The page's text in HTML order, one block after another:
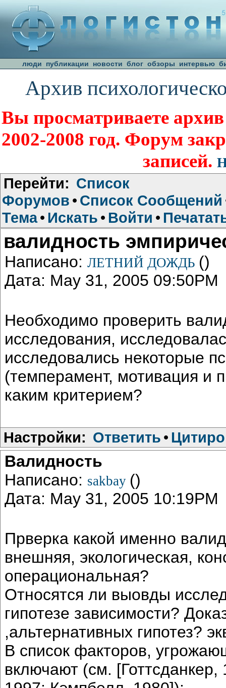
люди публикации новости блог обзоры интервью
Архив
Вы просматриваете
2002-2008 год. Форум
записей.
Перейти: Список
Форумов • Список Сообщений
Тема• Искать • Войти •
валидность
Написано: ЛЕТНИЙ ДОЖДЬ ()
Дата: May 31, 2005 09:50PM
Необходимо проверить
исследования,
исследовались некоторые
(темперамент, мотивация и
каким критерием?
Настройки: Ответить •
Валидность
Написано: sakbay ()
Дата: May 31, 2005 10:19PM
Прверка какой именно
внешняя, экологическая,
операциональная?
Относятся ли выовды
гипотезе зависимости?
,альтернативных гипотез?
В список факторов,
включают (см.